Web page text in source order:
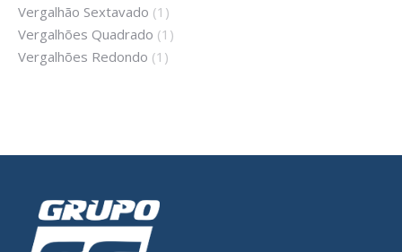
Vergalhão Sextavado (1)
Vergalhões Quadrado (1)
Vergalhões Redondo (1)